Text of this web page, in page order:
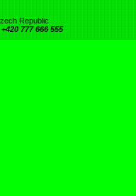
Republic
777 666 555